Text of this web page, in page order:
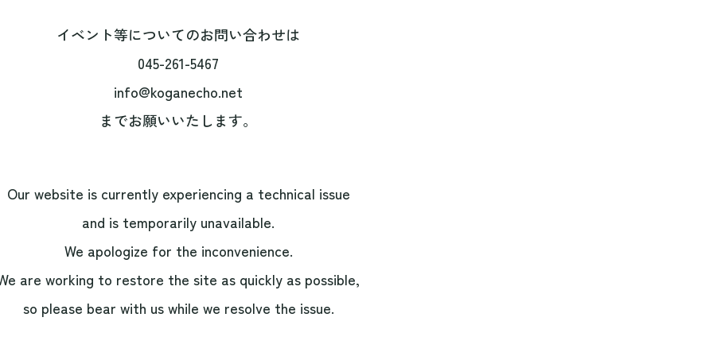
イベント等についてのお問い合わせは
045-261-5467
info@koganecho.net
までお願いいたします。
Our website is currently experiencing a technical issue
and is temporarily unavailable.
We apologize for the inconvenience.
are working to restore the site as quickly as possible,
so please bear with us while we resolve the issue.